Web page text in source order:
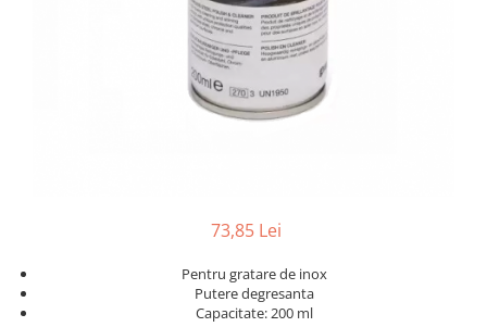
Vase pentru gătit din oțel
REDUCERI VASE DIN FONTĂ
CUPTOARE PENTRU SOBĂ
ACCESORII SOBĂ, ȘEMINEU ȘI
polietilenă cu inele
COȘURI DE FUM
73,85 Lei
Pentru gratare de inox
Putere degresanta
Capacitate: 200 ml